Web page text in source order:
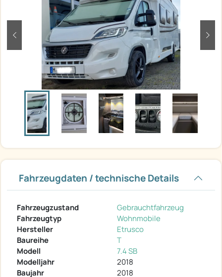
zurück
Fahrzeugdaten / technische Details
Fahrzeugzustand
Gebrauchtfahrzeug
Fahrzeugtyp
Wohnmobile
Hersteller
Etrusco
Baureihe
T
Modell
7.4 SB
Modelljahr
2018
Baujahr
2018